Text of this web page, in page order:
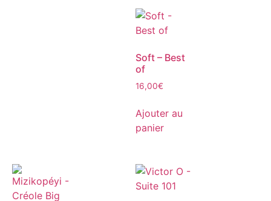
Soft – Best
of
16,00€
Ajouter au
panier